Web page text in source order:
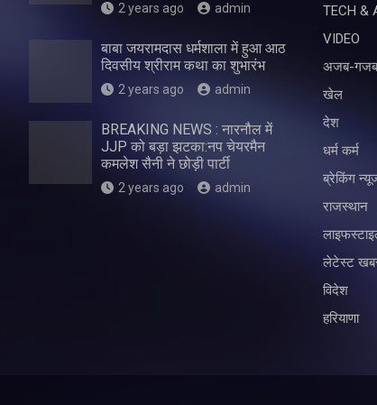
2 years ago admin
बाबा जयरामदास धर्मशाला में हुआ आठ
दिवसीय श्रीराम कथा का शुभारंभ
2 years ago admin
BREAKING NEWS : नारनौल में
JJP को बड़ा झटका:नप चेयरमैन
कमलेश सैनी ने छोड़ी पार्टी
2 years ago admin
TECH &
VIDEO
अजब-गजब
खेल
देश
धर्म कर्म
ब्रेकिंग
राजस्थान
लेटेस्ट
विदेश
हरियाणा